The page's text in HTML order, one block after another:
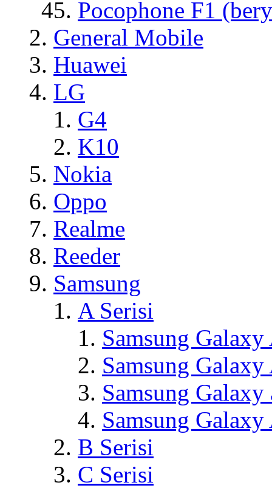
Pocophone F1
General Mobile
Huawei
LG
G4
K10
Nokia
Oppo
Realme
Reeder
Samsung
A Serisi
Samsung
Samsung
Samsung
Samsung
B Serisi
C Serisi